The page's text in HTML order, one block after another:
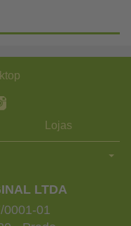
Lojas
LTDA
0001-01